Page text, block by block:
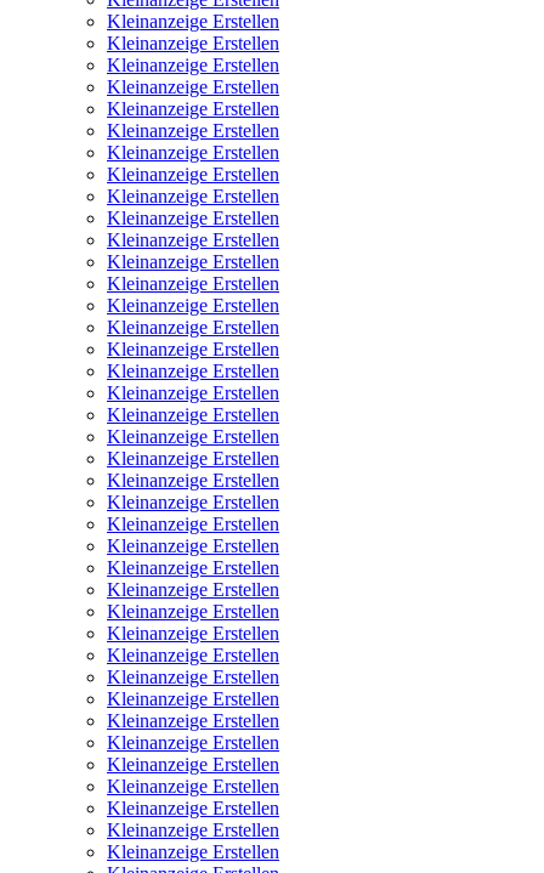
Kleinanzeige Erstellen
Kleinanzeige Erstellen
Kleinanzeige Erstellen
Kleinanzeige Erstellen
Kleinanzeige Erstellen
Kleinanzeige Erstellen
Kleinanzeige Erstellen
Kleinanzeige Erstellen
Kleinanzeige Erstellen
Kleinanzeige Erstellen
Kleinanzeige Erstellen
Kleinanzeige Erstellen
Kleinanzeige Erstellen
Kleinanzeige Erstellen
Kleinanzeige Erstellen
Kleinanzeige Erstellen
Kleinanzeige Erstellen
Kleinanzeige Erstellen
Kleinanzeige Erstellen
Kleinanzeige Erstellen
Kleinanzeige Erstellen
Kleinanzeige Erstellen
Kleinanzeige Erstellen
Kleinanzeige Erstellen
Kleinanzeige Erstellen
Kleinanzeige Erstellen
Kleinanzeige Erstellen
Kleinanzeige Erstellen
Kleinanzeige Erstellen
Kleinanzeige Erstellen
Kleinanzeige Erstellen
Kleinanzeige Erstellen
Kleinanzeige Erstellen
Kleinanzeige Erstellen
Kleinanzeige Erstellen
Kleinanzeige Erstellen
Kleinanzeige Erstellen
Kleinanzeige Erstellen
Kleinanzeige Erstellen